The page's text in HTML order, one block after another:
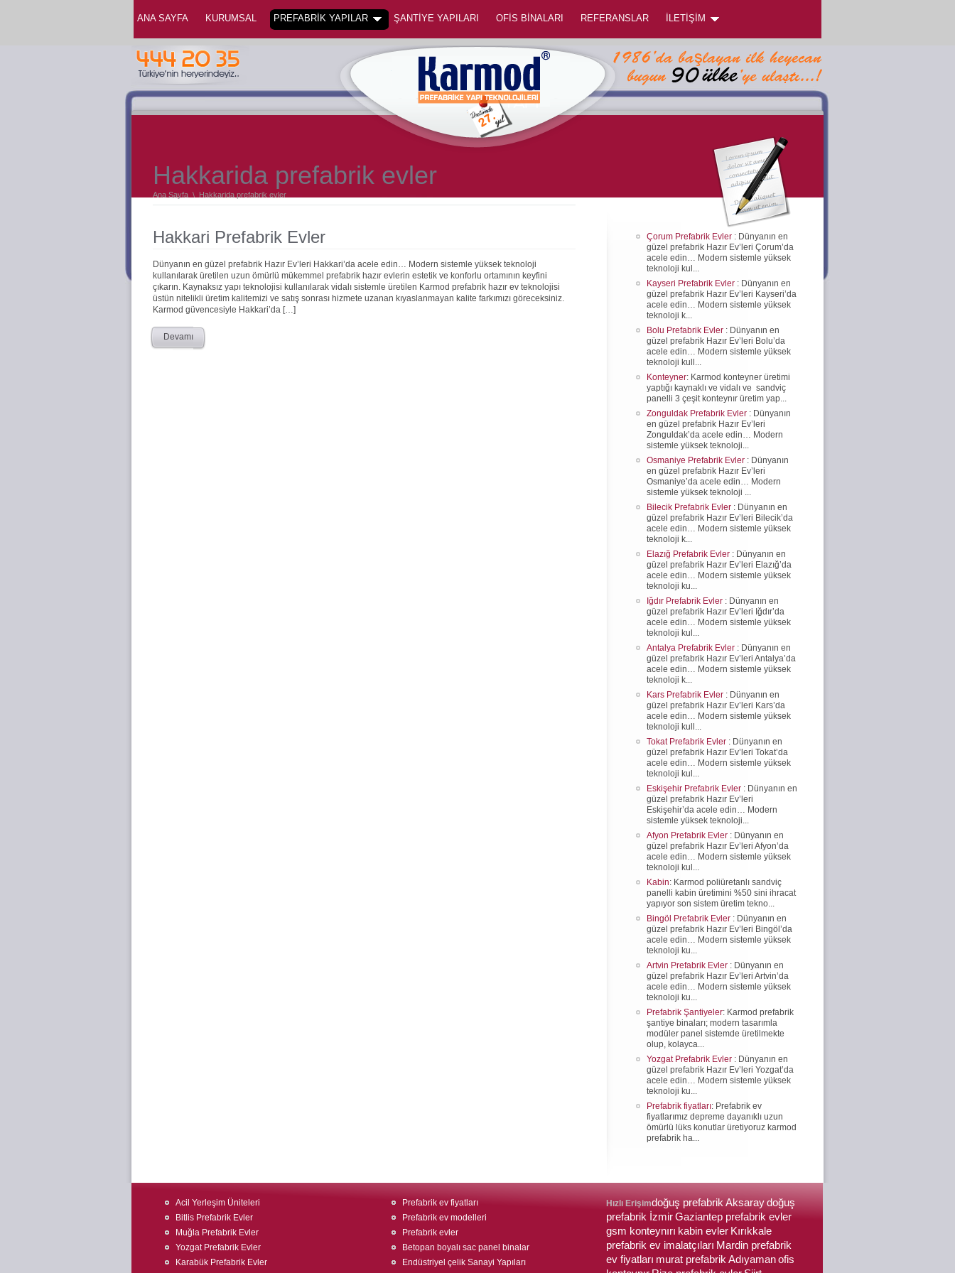
ANA SAYFA KURUMSAL PREFABRİK YAPILAR ŞANTİYE YAPILARI OFİS BİNALARI REFERANSLAR İLETİŞİM
Hakkarida prefabrik evler
Ana Sayfa \ Hakkarida prefabrik evler
Hakkari Prefabrik Evler
Dünyanın en güzel prefabrik Hazır Ev’leri Hakkari’da acele edin… Modern sistemle yüksek teknoloji
kullanılarak üretilen uzun ömürlü mükemmel prefabrik hazır evlerin estetik ve konforlu ortamının keyfini
çıkarın. Kaynaksız yapı teknolojisi kullanılarak vidalı sistemle üretilen Karmod prefabrik hazır ev teknolojisi
üstün nitelikli üretim kalitemizi ve satış sonrası hizmete uzanan kıyaslanmayan kalite farkımızı göreceksiniz.
Karmod güvencesiyle Hakkari’da […]
Devamı
Çorum Prefabrik Evler : Dünyanın en
güzel prefabrik Hazır Ev’leri Çorum’da
acele edin… Modern sistemle yüksek
teknoloji kul...
Kayseri Prefabrik Evler : Dünyanın en
güzel prefabrik Hazır Ev’leri Kayseri’da
acele edin… Modern sistemle yüksek
teknoloji k...
Bolu Prefabrik Evler : Dünyanın en
güzel prefabrik Hazır Ev’leri Bolu’da
acele edin… Modern sistemle yüksek
teknoloji kull...
Konteyner: Karmod konteyner üretimi
yaptığı kaynaklı ve vidalı ve sandviç
panelli 3 çeşit konteynır üretim yap...
Zonguldak Prefabrik Evler : Dünyanın
en güzel prefabrik Hazır Ev’leri
Zonguldak’da acele edin… Modern
sistemle yüksek teknoloji...
Osmaniye Prefabrik Evler : Dünyanın
en güzel prefabrik Hazır Ev’leri
Osmaniye’da acele edin… Modern
sistemle yüksek teknoloji ...
Bilecik Prefabrik Evler : Dünyanın en
güzel prefabrik Hazır Ev’leri Bilecik’da
acele edin… Modern sistemle yüksek
teknoloji k...
Elazığ Prefabrik Evler : Dünyanın en
güzel prefabrik Hazır Ev’leri Elazığ’da
acele edin… Modern sistemle yüksek
teknoloji ku...
Iğdır Prefabrik Evler : Dünyanın en
güzel prefabrik Hazır Ev’leri Iğdır’da
acele edin… Modern sistemle yüksek
teknoloji kul...
Antalya Prefabrik Evler : Dünyanın en
güzel prefabrik Hazır Ev’leri Antalya’da
acele edin… Modern sistemle yüksek
teknoloji k...
Kars Prefabrik Evler : Dünyanın en
güzel prefabrik Hazır Ev’leri Kars’da
acele edin… Modern sistemle yüksek
teknoloji kull...
Tokat Prefabrik Evler : Dünyanın en
güzel prefabrik Hazır Ev’leri Tokat’da
acele edin… Modern sistemle yüksek
teknoloji kul...
Eskişehir Prefabrik Evler : Dünyanın en
güzel prefabrik Hazır Ev’leri
Eskişehir’da acele edin… Modern
sistemle yüksek teknoloji...
Afyon Prefabrik Evler : Dünyanın en
güzel prefabrik Hazır Ev’leri Afyon’da
acele edin… Modern sistemle yüksek
teknoloji kul...
Kabin: Karmod poliüretanlı sandviç
panelli kabin üretimini %50 sini ihracat
yapıyor son sistem üretim tekno...
Bingöl Prefabrik Evler : Dünyanın en
güzel prefabrik Hazır Ev’leri Bingöl’da
acele edin… Modern sistemle yüksek
teknoloji ku...
Artvin Prefabrik Evler : Dünyanın en
güzel prefabrik Hazır Ev’leri Artvin’da
acele edin… Modern sistemle yüksek
teknoloji ku...
Prefabrik Şantiyeler: Karmod prefabrik
şantiye binaları; modern tasarımla
modüler panel sistemde üretilmekte
olup, kolayca...
Yozgat Prefabrik Evler : Dünyanın en
güzel prefabrik Hazır Ev’leri Yozgat’da
acele edin… Modern sistemle yüksek
teknoloji ku...
Prefabrik fiyatları: Prefabrik ev
fiyatlarımız depreme dayanıklı uzun
ömürlü lüks konutlar üretiyoruz karmod
prefabrik ha...
Acil Yerleşim Üniteleri
Bitlis Prefabrik Evler
Muğla Prefabrik Evler
Yozgat Prefabrik Evler
Karabük Prefabrik Evler
Prefabrik ev fiyatları
Prefabrik ev modelleri
Prefabrik evler
Betopan boyalı sac panel binalar
Endüstriyel çelik Sanayi Yapıları
Hızlı Erişimdoğuş prefabrik Aksaraydoğuş
prefabrik İzmirGaziantep prefabrik evler
gsm konteynırı kabin evler Kırıkkale
prefabrik ev imalatçıları Mardin prefabrik
ev fiyatları murat prefabrik Adıyamanofis